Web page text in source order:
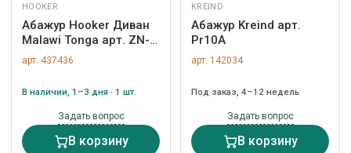
HOOKER
Абажур Hooker Диван
Malawi Tonga арт. ZN-
437436
арт. 437436
В наличии, 1–3 дня · 1 шт.
Задать вопрос
В корзину
KREIND
Абажур Kreind арт.
Pr10A
арт. 142034
Под заказ, 4–12 недель
Задать вопрос
В корзину